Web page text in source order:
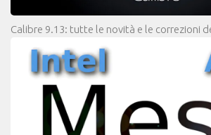
Calibre 9.13: tutte le novità e le correzioni